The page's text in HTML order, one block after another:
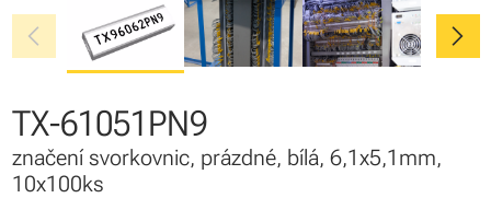
chevron_left chevron_right
TX-61051PN9
značení svorkovnic, prázdné, bílá, 6,1x5,1mm,
10x100ks